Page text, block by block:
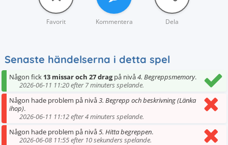
Favorit Kommentera Dela
Senaste händelserna i detta spel
Någon fick 13 missar och 27 dragpå nivå4. Begreppsmemory.
2026-06-11 11:20 efter 7 minuters spelande.
Någon hade problem på nivå3. Begrepp och beskrivning (Länka
ihop).
2026-06-11 11:12 efter 4 minuters spelande.
Någon hade problem på nivå5. Hitta begreppen.
2026-06-08 11:55 efter 10 sekunders spelande.